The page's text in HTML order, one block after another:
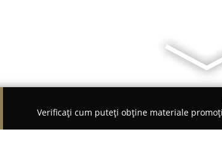
Verificați cum puteți obține materiale